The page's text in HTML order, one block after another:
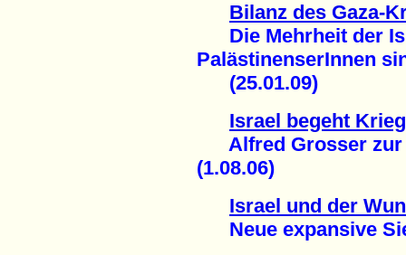
Bilanz des Gaza-
Die Mehrheit der
PalästinenserInnen
(25.01.09)
Israel begeht
Alfred Grosser zur
(1.08.06)
Israel und der
Neue expansive